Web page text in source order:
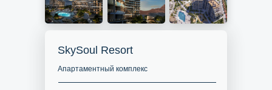
SkySoul Resort
Апартаментный комплекс